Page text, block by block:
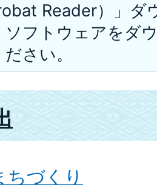
Reader）」ダ
ソフトウェアをダ
さい。
ちづくり